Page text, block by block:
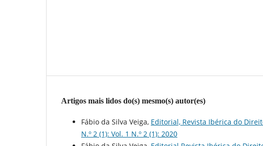
Artigos mais lidos do(s) mesmo(s) autor(es)
Fábio da Silva Veiga, Editorial, Revista Ibérica do
N.º 2 (1): Vol. 1 N.º 2 (1): 2020